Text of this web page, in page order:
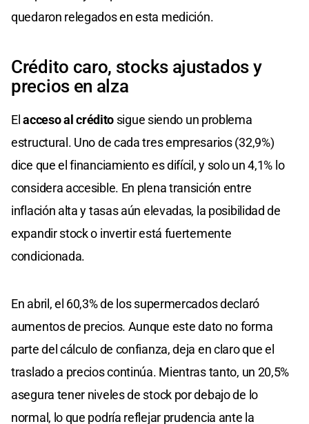
quedaron relegados en esta medición.
Crédito caro, stocks ajustados y
precios en alza
Elacceso al crédito sigue siendo un problema
estructural. Uno de cada tres empresarios (32,9%)
dice que el financiamiento es difícil, y solo un 4,1% lo
considera accesible. En plena transición entre
inflación alta y tasas aún elevadas, la posibilidad de
expandir stock o invertir está fuertemente
condicionada.
En abril, el 60,3% de los supermercados declaró
aumentos de precios. Aunque este dato no forma
parte del cálculo de confianza, deja en claro que el
traslado a precios continúa. Mientras tanto, un 20,5%
asegura tener niveles de stock por debajo de lo
normal, lo que podría reflejar prudencia ante la